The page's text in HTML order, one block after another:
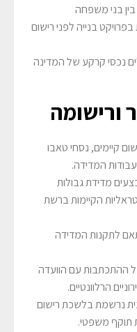
בני משפחה
בנייה לפני רישום
נכסי קרקע של המדינה
ורישומה
קיימים, נסחי טאבו
עבודות המדידה.
מדידת גבולות
הקיימות ברשת
לתקנות המדידה
ההתכתבות עם הוועדה
הרלוונטיים.
נרשמת בלשכת רישום
תוקף משפטי.